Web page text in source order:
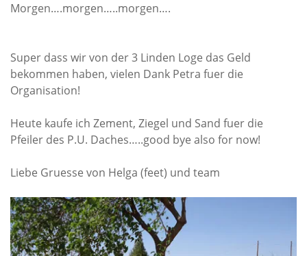
Berichte aus Gumtree
INFORMATIONEN
Aktuelles
Presse
Wasser für EKU – Teil 2
Wasser für Ekuthuleni
Morgen….morgen…..morgen….
Super dass wir von der 3 Linden Loge das Geld
bekommen haben, vielen Dank Petra fuer die
Organisation!
Heute kaufe ich Zement, Ziegel und Sand fuer die
Pfeiler des P.U. Daches…..good bye also for now!
Liebe Gruesse von Helga (feet) und team